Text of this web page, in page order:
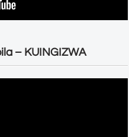
– KUINGIZWA